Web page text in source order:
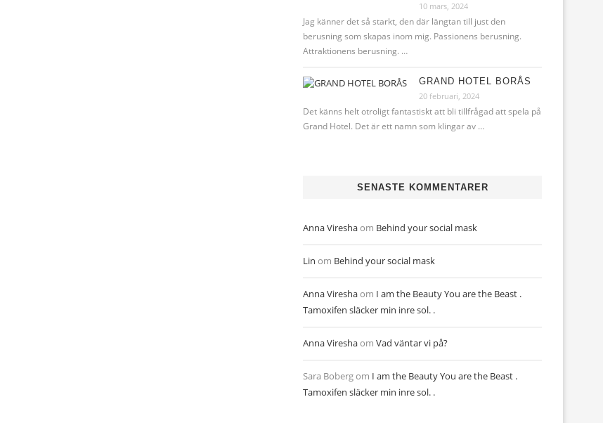
10 mars, 2024
Jag känner det så starkt, den där längtan till just den
berusning som skapas inom mig. Passionens berusning.
Attraktionens berusning. …
GRAND HOTEL BORÅS
20 februari, 2024
Det känns helt otroligt fantastiskt att bli tillfrågad att spela på
Grand Hotel. Det är ett namn som klingar av …
SENASTE KOMMENTARER
Anna Vireshaom Behind your social mask
Lin om Behind your social mask
Anna Vireshaom I am the Beauty You are the Beast .
Tamoxifen släcker min inre sol. .
Anna Vireshaom Vad väntar vi på?
Sara Bobergom I am the Beauty You are the Beast .
Tamoxifen släcker min inre sol. .